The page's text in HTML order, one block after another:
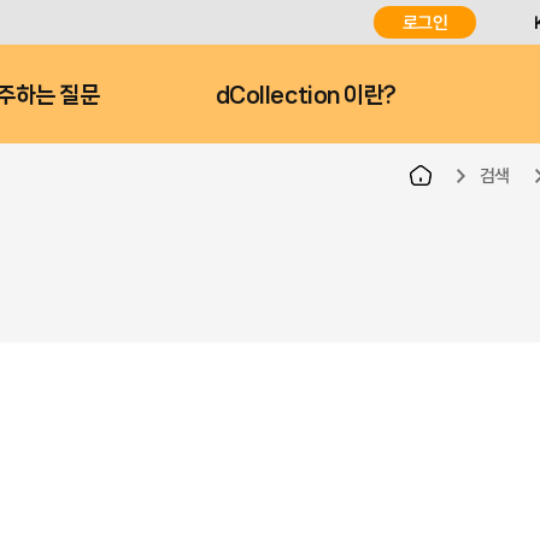
로그인
하는 질문 dCollection 이란?
검색